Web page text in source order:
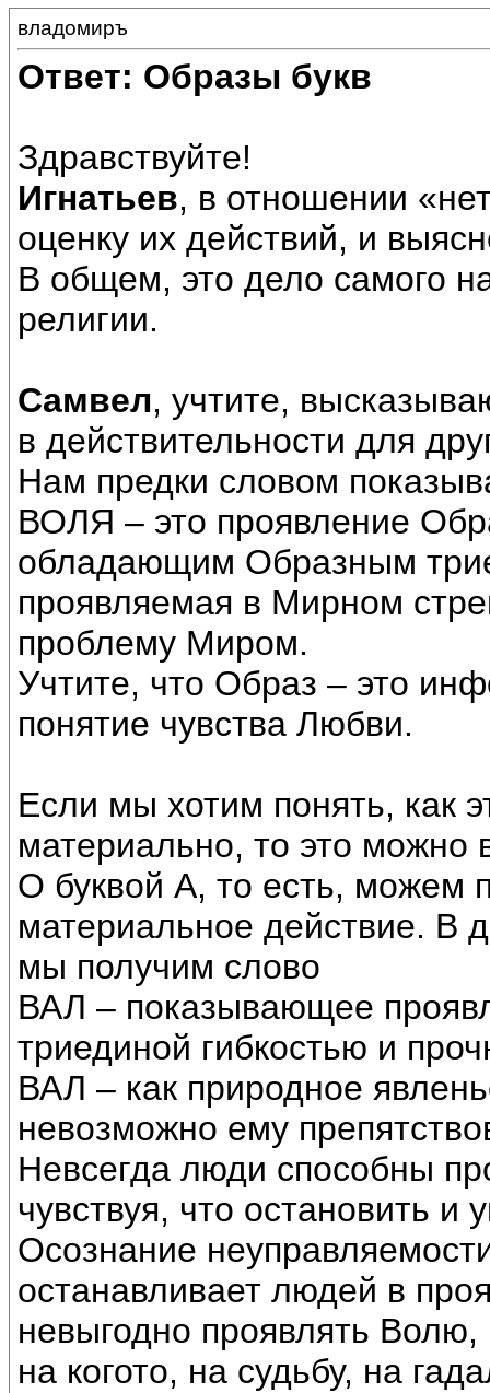
владомиръ
Ответ: Образы букв
Здравствуйте!
Игнатьев, в отношении
оценку их действий, и
В общем, это дело самого
религии.
Самвел, учтите,
в действительности для
Нам предки словом
ВОЛЯ – это проявление
обладающим Образным
проявляемая в Мирном
проблему Миром.
Учтите, что Образ – это
понятие чувства Любви.
Если мы хотим понять, как
материально, то это можно
О буквой А, то есть, можем
материальное действие. В
мы получим слово
ВАЛ – показывающее
триединой гибкостью и
ВАЛ – как природное
невозможно ему
Невсегда люди способны
чувствуя, что остановить и
Осознание
останавливает людей в
невыгодно проявлять Волю,
на когото, на судьбу, на